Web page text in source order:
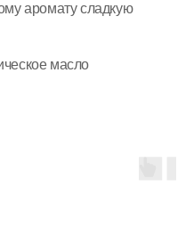
аромату сладкую
масло